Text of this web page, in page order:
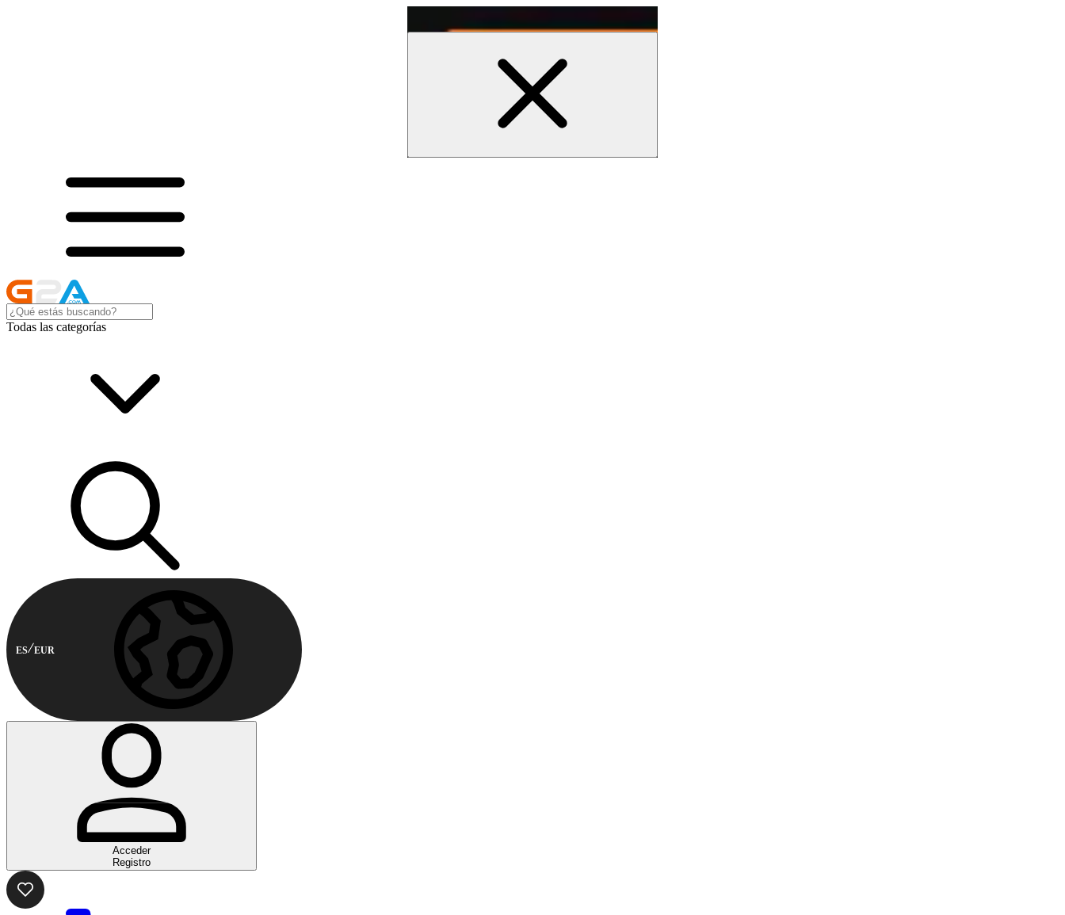
Todas las categorías
ES EUR
Acceder
Registro